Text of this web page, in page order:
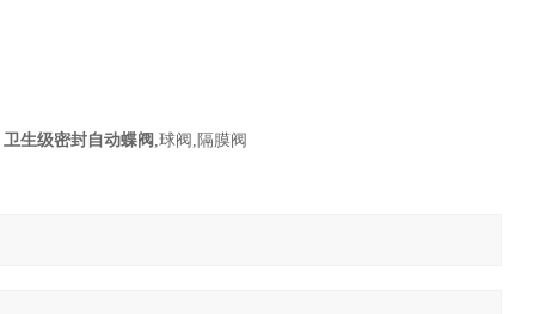
卫生级密封自动蝶阀 ,球阀,隔膜阀